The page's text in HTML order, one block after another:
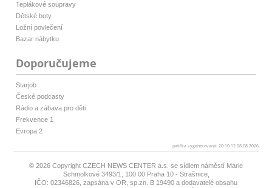
Teplákové soupravy
Dětské boty
Ložní povlečení
Bazar nábytku
Doporučujeme
Starjob
České podcasty
Rádio a zábava pro děti
Frekvence 1
Evropa 2
patička vygenerovaná: 20:10:12 08.08.2026
© 2026 Copyright CZECH NEWS CENTER a.s. se sídlem náměstí Marie
Schmolkové 3493/1, 100 00 Praha 10 - Strašnice,
IČO: 02346826, zapsána v OR, sp.zn. B 19490 a dodavatelé obsahu